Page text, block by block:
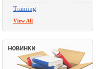
Training
View All